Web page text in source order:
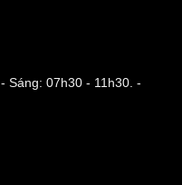
- Sáng: 07h30 - 11h30. -